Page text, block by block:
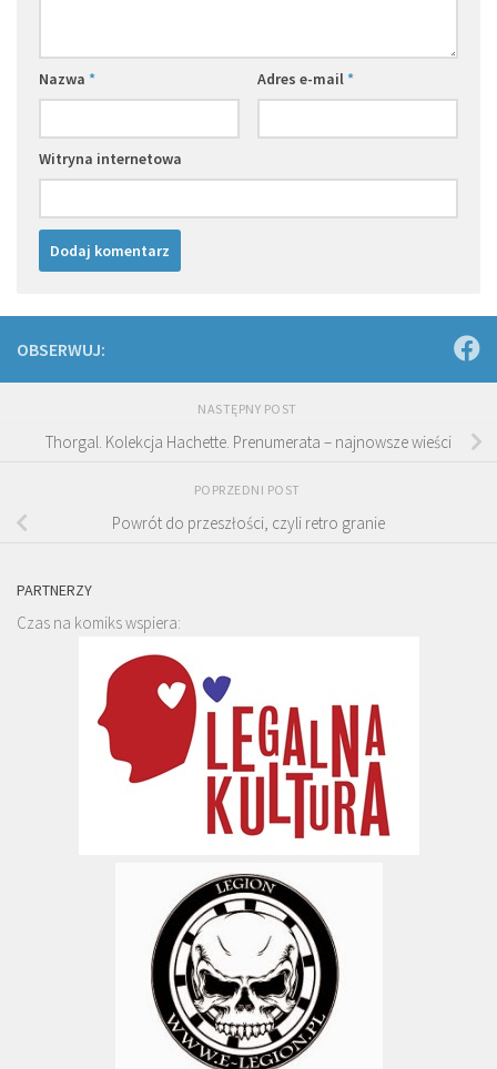
Nazwa * Adres e-mail *
Witryna internetowa
OBSERWUJ:
NASTĘPNY POST
Thorgal. Kolekcja Hachette. Prenumerata – najnowsze wieści
POPRZEDNI POST
Powrót do przeszłości, czyli retro granie
PARTNERZY
Czas na komiks wspiera: